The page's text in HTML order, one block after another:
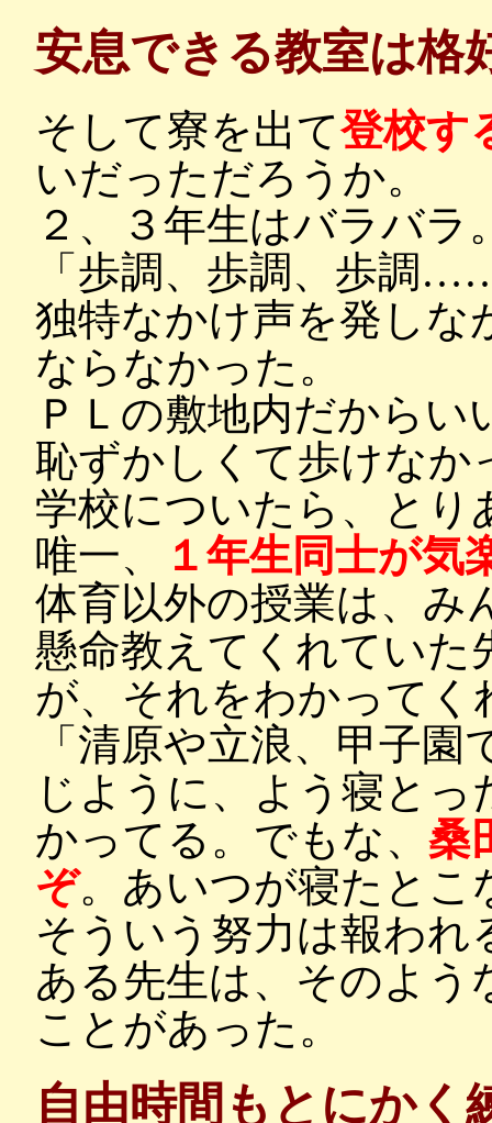
安息できる教室は格
そして寮を出て登校す
いだっただろうか。
２、３年生はバラバラ
「歩調、歩調、歩調
独特なかけ声を発しな
ならなかった。
ＰＬの敷地内だから
恥ずかしくて歩けなか
学校についたら、とり
唯一、
１年生同士が気
体育以外の授業は、み
懸命教えてくれていた
が、それをわかって
「清原や立浪、甲子
じように、よう寝と
かってる。でもな、 桑
ぞ。あいつが寝たとこ
そういう努力は報われ
ある先生は、そのよ
ことがあった。
自由時間もとにかく